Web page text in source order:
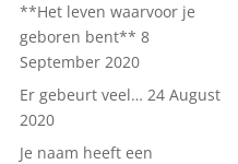
**Het leven waarvoor je
geboren bent** 8
September 2020
Er gebeurt veel… 24 August
2020
Je naam heeft een